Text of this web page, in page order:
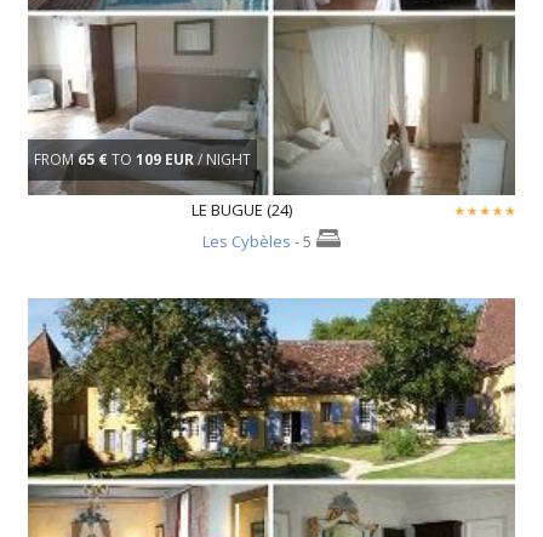
FROM65 €TO 109 EUR/ NIGHT
LE BUGUE (24)
Les Cybèles - 5